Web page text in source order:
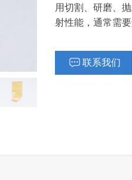
用切割、研磨、
射性能，通常需要
联系我们